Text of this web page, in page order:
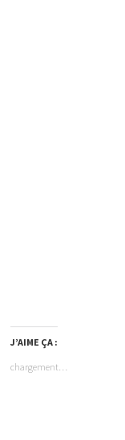
J’AIME ÇA :
chargement…